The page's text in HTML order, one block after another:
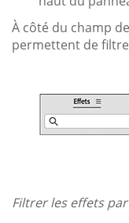
À côté du champ
permettent de
Filtrer les effets